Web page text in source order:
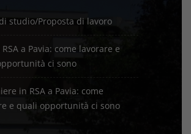
studio/Proposta di lavoro
RSA a Pavia: come lavorare e
ci sono
in RSA a Pavia: come
e quali opportunità ci sono